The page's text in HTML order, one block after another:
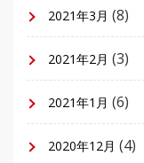
2021年3月 (8)
2021年2月 (3)
2021年1月 (6)
2020年12月 (4)